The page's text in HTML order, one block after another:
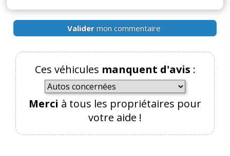
Validermon commentaire
Ces véhicules manquent d'avis :
Merci à tous les propriétaires pour
votre aide !